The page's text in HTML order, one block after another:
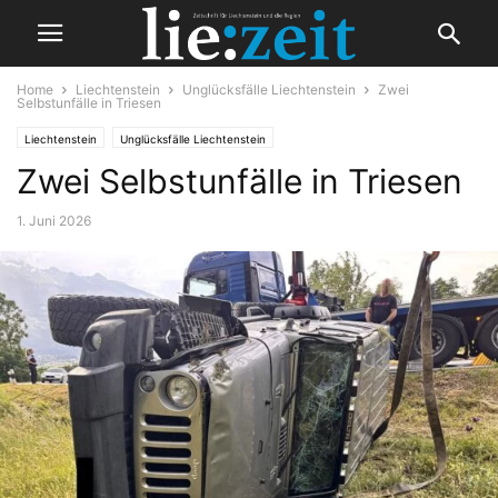
Home Liechtenstein Unglücksfälle Liechtenstein
Zwei
Selbstunfälle in Triesen
Liechtenstein Unglücksfälle Liechtenstein
Zwei Selbstunfälle in Triesen
1. Juni 2026